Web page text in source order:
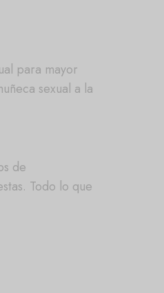
para mayor
sexual a la
de
Todo lo que